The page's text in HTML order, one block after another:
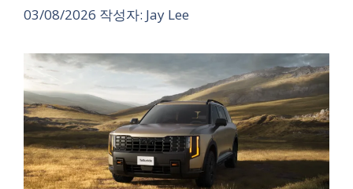
03/08/2026 작성자: Jay Lee